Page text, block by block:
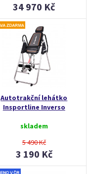
34 970 Kč
Autotrakční lehátko
Insportline Inverso
skladem
5 490 Kč
3 190 Kč